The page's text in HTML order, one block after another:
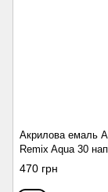
Акрилова емаль
Remix Aqua 30
0.75л
470 грн